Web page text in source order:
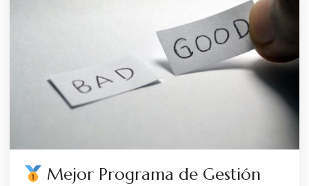
Mejor Programa de Gestión